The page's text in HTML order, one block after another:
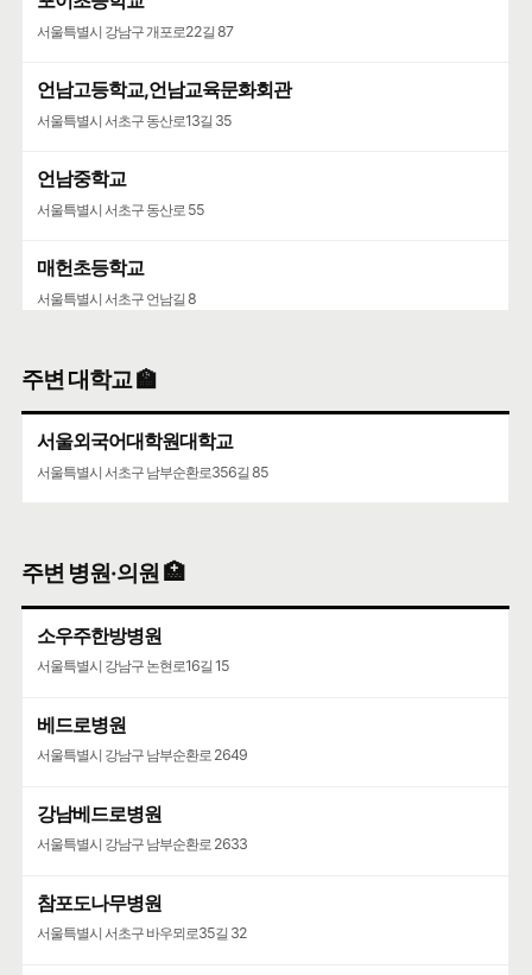
서울특별시 강남구 개포로22길 87
언남고등학교,언남교육문화회관
서울특별시 서초구 동산로13길 35
언남중학교
서울특별시 서초구 동산로 55
매헌초등학교
서울특별시 서초구 언남길 8
주변 대학교 🏫
서울외국어대학원대학교
서울특별시 서초구 남부순환로356길 85
주변 병원·의원 🏥
소우주한방병원
서울특별시 강남구 논현로16길 15
베드로병원
서울특별시 강남구 남부순환로 2649
강남베드로병원
서울특별시 강남구 남부순환로 2633
참포도나무병원
서울특별시 서초구 바우뫼로35길 32